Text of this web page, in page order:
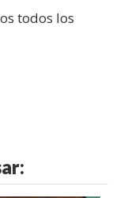
todos los